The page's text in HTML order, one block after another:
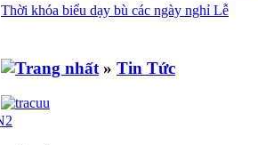
Thời khóa biểu dạy bù các ngày nghỉ Lễ
» Tin Tức